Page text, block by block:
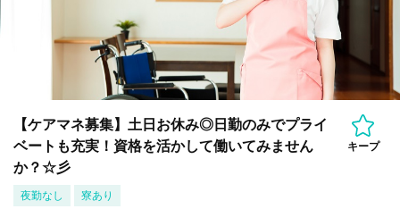
【ケアマネ募集】土日お休み◎日勤のみでプライ
ベートも充実！資格を活かして働いてみません
か？☆彡
キープ
夜勤なし 寮あり